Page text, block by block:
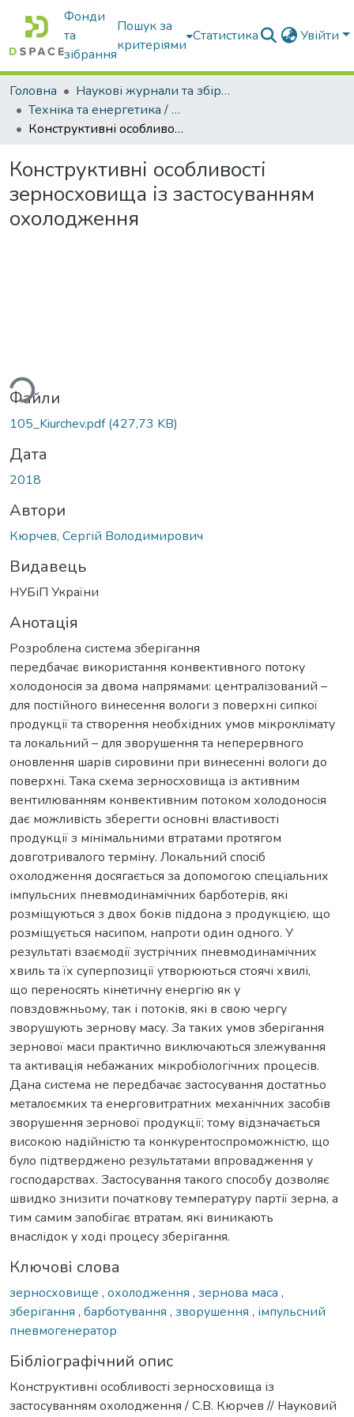
Фонди
та
зібрання
Пошук за
критеріями
Статистика Увійти
Головна
Наукові журнали та збірники видань
Техніка та енергетика / Machinery & Energetics
Конструктивні особливості зерносховища із застосуванням охолодження
Конструктивні особливості
зерносховища із застосуванням
охолодження
Файли
105_Kiurchev.pdf(427,73 KB)
Дата
2018
Автори
Кюрчев, Сергій Володимирович
Видавець
НУБіП України
Анотація
Розроблена система зберігання
передбачає використання конвективного потоку
холодоносія за двома напрямами: централізований –
для постійного винесення вологи з поверхні сипкої
продукції та створення необхідних умов мікроклімату
та локальний – для зворушення та неперервного
оновлення шарів сировини при винесенні вологи до
поверхні. Така схема зерносховища із активним
вентилюванням конвективним потоком холодоносія
дає можливість зберегти основні властивості
продукції з мінімальними втратами протягом
довготривалого терміну. Локальний спосіб
охолодження досягається за допомогою спеціальних
імпульсних пневмодинамічних барботерів, які
розміщуються з двох боків піддона з продукцією, що
розміщується насипом, напроти один одного. У
результаті взаємодії зустрічних пневмодинамічних
хвиль та їх суперпозиції утворюються стоячі хвилі,
що переносять кінетичну енергію як у
повздовжньому, так і потоків, які в свою чергу
зворушують зернову масу. За таких умов зберігання
зернової маси практично виключаються злежування
та активація небажаних мікробіологічних процесів.
Дана система не передбачає застосування достатньо
металоємких та енерговитратних механічних засобів
зворушення зернової продукції; тому відзначається
високою надійністю та конкурентоспроможністю, що
було підтверджено результатами впровадження у
господарствах. Застосування такого способу дозволяє
швидко знизити початкову температуру партії зерна, а
тим самим запобігає втратам, які виникають
внаслідок у ході процесу зберігання.
Ключові слова
зерносховище , охолодження , зернова маса ,
зберігання , барботування , зворушення , імпульсний
пневмогенератор
Бібліографічний опис
Конструктивні особливості зерносховища із
застосуванням охолодження / С.В. Кюрчев // Науковий